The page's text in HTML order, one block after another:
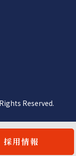
採用情報
Reserved.